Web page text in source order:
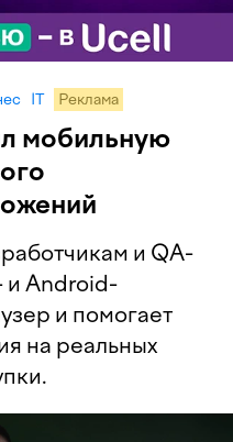
IT Реклама
мобильную
и QA-
и Android-
и помогает
на реальных